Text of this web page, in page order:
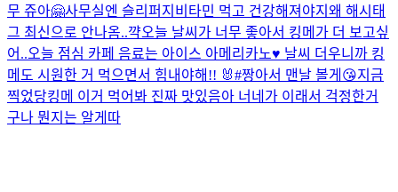
무 쥬아🤗사무실엔 슬리퍼지 비타민 먹고 건강해져야지 왜 해시태
그 최신으로 안나옴..꺅오늘 날씨가 너무 좋아서 킹메가 더 보고싶
어..오늘 점심 카페 음료는 아이스 아메리카노♥️ 날씨 더우니까 킹
메도 시원한 거 먹으면서 힘내야해!! 🐰#짱아서 맨날 볼게😘지금
찍었당킹메 이거 먹어봐 진짜 맛있음아 너네가 이래서 걱정한거
구나 뭔지는 알게따